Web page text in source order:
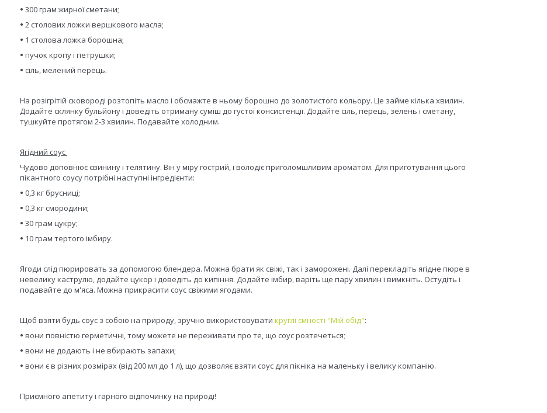
• 300 грам жирної сметани;
• 2 столових ложки вершкового масла;
• 1 столова ложка борошна;
• пучок кропу і петрушки;
• сіль, мелений перець.
На розігрітій сковороді розтопіть масло і обсмажте в ньому борошно до золотистого кольору. Це займе кілька хвилин.
Додайте склянку бульйону і доведіть отриману суміш до густої консистенції. Додайте сіль, перець, зелень і сметану,
тушкуйте протягом 2-3 хвилин. Подавайте холодним.
Ягідний соус
Чудово доповнює свинину і телятину. Він у міру гострий, і володіє приголомшливим ароматом. Для приготування цього
пікантного соусу потрібні наступні інгредієнти:
• 0,3 кг брусниці;
• 0,3 кг смородини;
• 30 грам цукру;
• 10 грам тертого імбиру.
Ягоди слід пюрировать за допомогою блендера. Можна брати як свіжі, так і заморожені. Далі перекладіть ягідне пюре в
невелику каструлю, додайте цукор і доведіть до кипіння. Додайте імбир, варіть ще пару хвилин і вимкніть. Остудіть і
подавайте до м'яса. Можна прикрасити соус свіжими ягодами.
Щоб взяти будь соус з собою на природу, зручно використовувати круглі ємності "Мій обід":
• вони повністю герметичні, тому можете не переживати про те, що соус розтечеться;
• вони не додають і не вбирають запахи;
• вони є в різних розмірах (від 200 мл до 1 л), що дозволяє взяти соус для пікніка на маленькуі велику компанію.
Приємного апетиту і гарного відпочинку на природі!